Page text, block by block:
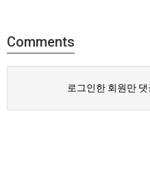
Comments
로그인한 회원만